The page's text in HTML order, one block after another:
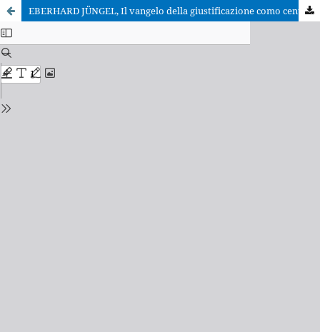
EBERHARD JÜNGEL, Il vangelo della giustificazione como centro della fede cristiana. Uno studio teologico in prospettiva ecumenica